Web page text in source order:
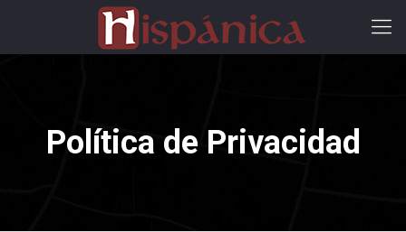
Política de Privacidad